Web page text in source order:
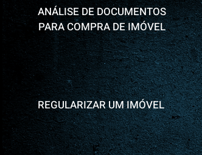
REGULARIZAR UM IMÓVEL
ANÁLISE DE DOCUMENTOS
PARA COMPRA DE IMÓVEL